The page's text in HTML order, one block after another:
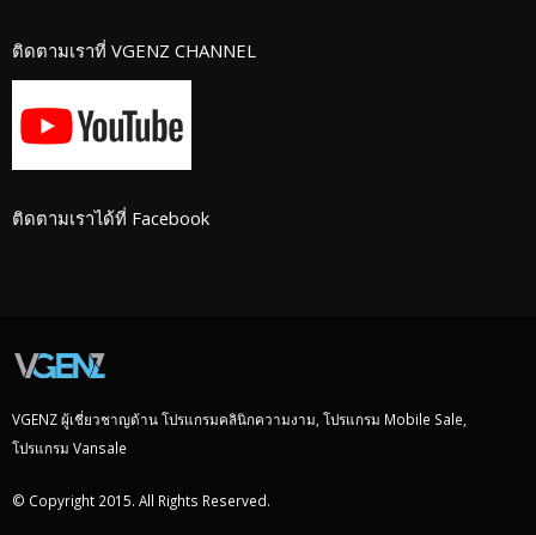
ติดตามเราที่ VGENZ CHANNEL
ติดตามเราได้ที่ Facebook
VGENZ ผู้เชี่ยวชาญด้าน โปรแกรมคลินิกความงาม, โปรแกรม Mobile Sale,
โปรแกรม Vansale
© Copyright 2015. All Rights Reserved.